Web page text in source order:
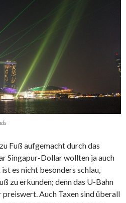
Fuß aufgemacht durch das
Singapur-Dollar wollten ja auch
es nicht besonders schlau,
zu erkunden; denn das U-Bahn
preiswert. Auch Taxen sind überall